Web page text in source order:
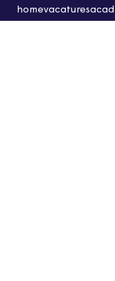
homevacatures